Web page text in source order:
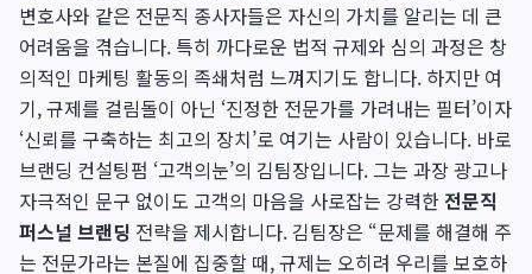
변호사와 같은 전문직 종사자들은 자신의 가치를 알리는 데 큰
어려움을 겪습니다. 특히 까다로운 법적 규제와 심의 과정은 창
의적인 마케팅 활동의 족쇄처럼 느껴지기도 합니다. 하지만 여
기, 규제를 걸림돌이 아닌 ‘진정한 전문가를 가려내는 필터’이자
‘신뢰를 구축하는 최고의 장치’로 여기는 사람이 있습니다. 바로
브랜딩 컨설팅펌 ‘고객의눈’의 김팀장입니다. 그는 과장 광고나
자극적인 문구 없이도 고객의 마음을 사로잡는 강력한전문직
퍼스널 브랜딩 전략을 제시합니다. 김팀장은 “문제를 해결해 주
는 전문가라는 본질에 집중할 때, 규제는 오히려 우리를 보호하